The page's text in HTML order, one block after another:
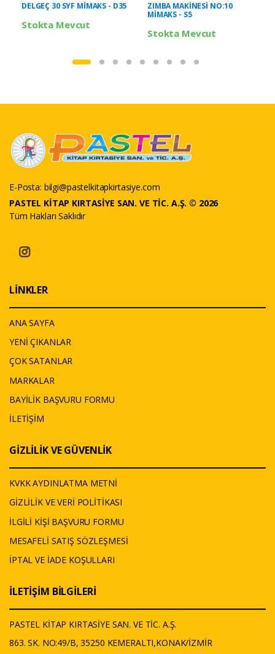
DELGEÇ 30 SYF MİMAKS - D35
Stokta Mevcut
ZIMBA MAKİNESİ NO:10
MİMAKS - S5
Stokta Mevcut
E-Posta: bilgi@pastelkitapkirtasiye.com
PASTEL KİTAP KIRTASİYE SAN. VE TİC. A.Ş. © 2026
Tüm Hakları Saklıdır
LİNKLER
ANA SAYFA
YENİ ÇIKANLAR
ÇOK SATANLAR
MARKALAR
BAYİLİK BAŞVURU FORMU
İLETİŞİM
GİZLİLİK VE GÜVENLİK
KVKK AYDINLATMA METNİ
GİZLİLİK VE VERİ POLİTİKASI
İLGİLİ KİŞİ BAŞVURU FORMU
MESAFELİ SATIŞ SÖZLEŞMESİ
İPTAL VE İADE KOŞULLARI
İLETİŞİM BİLGİLERİ
PASTEL KİTAP KIRTASİYE SAN. VE TİC. A.Ş.
863. SK. NO:49/B, 35250 KEMERALTI,KONAK/İZMİR